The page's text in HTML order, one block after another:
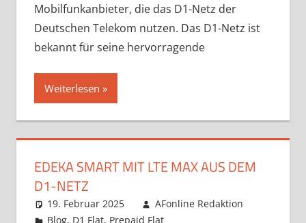
Mobilfunkanbieter, die das D1-Netz der
Deutschen Telekom nutzen. Das D1-Netz ist
bekannt für seine hervorragende
Weiterlesen
EDEKA SMART MIT LTE MAX AUS DEM
D1-NETZ
19. Februar 2025
AFonline Redaktion
Blog, D1 Flat, Prepaid Flat